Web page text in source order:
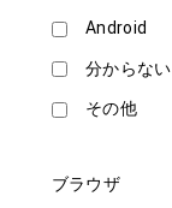
Android
分からない
その他
ブラウザ